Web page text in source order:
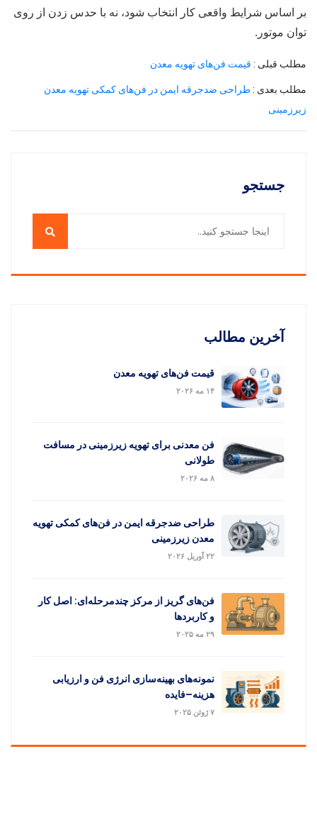
جستجو
آخرین مطالب
قیمت فن‌های تهویه معدن
۱۴ مه ۲۰۲۶
فن معدنی برای تهویه زیرزمینی در مسافت
طولانی
۸ مه ۲۰۲۶
طراحی ضدجرقه ایمن در فن‌های کمکی تهویه
معدن زیرزمینی
۲۲ آوریل ۲۰۲۶
فن‌های گریز از مرکز چندمرحله‌ای: اصل کار
و کاربردها
۲۹ مه ۲۰۲۵
نمونه‌های بهینه‌سازی انرژی فن و ارزیابی
هزینه–فایده
۷ ژوئن ۲۰۲۵
بر اساس شرایط واقعی کار انتخاب شود، نه با حدس زدن از روی
توان موتور.
مطلب قبلی : قیمت فن‌های تهویه معدن
مطلب بعدی :طراحی ضدجرقه ایمن در فن‌های کمکی تهویه معدن
زیرزمینی